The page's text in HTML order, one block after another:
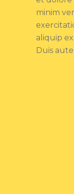
minim
aliquip
Duis